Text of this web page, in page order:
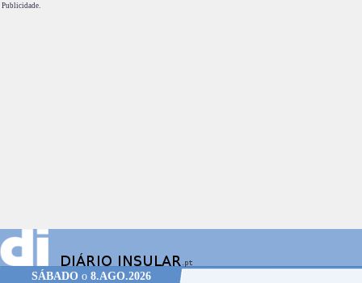
Publicidade.
SÁBADOo 8.AGO.2026